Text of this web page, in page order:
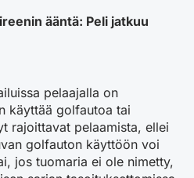
ääntä: Peli jatkuu
pelaajalla on
käyttää golfautoa tai
rajoittavat pelaamista, ellei
golfauton käyttöön voi
jos tuomaria ei ole nimetty,